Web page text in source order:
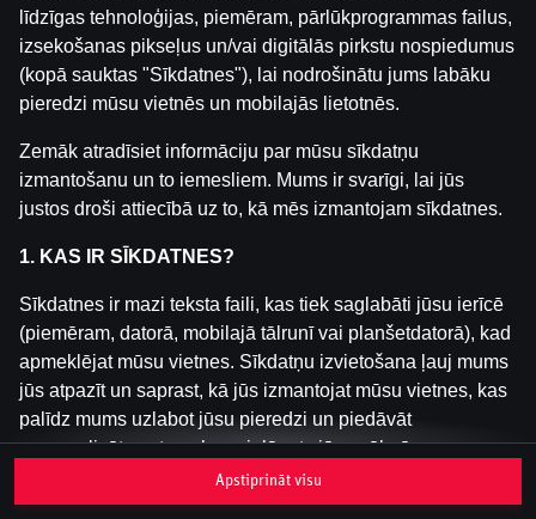
Šai spēlei nav pieejama demo versija. Lūdzu,
pieslēdzies, lai spēlētu ar īstu naudu.
Pieslēgties
līdzīgas tehnoloģijas, piemēram, pārlūkprogrammas failus,
izsekošanas pikseļus un/vai digitālās pirkstu nospiedumus
(kopā sauktas "Sīkdatnes"), lai nodrošinātu jums labāku
pieredzi mūsu vietnēs un mobilajās lietotnēs.
Zemāk atradīsiet informāciju par mūsu sīkdatņu
izmantošanu un to iemesliem. Mums ir svarīgi, lai jūs
justos droši attiecībā uz to, kā mēs izmantojam sīkdatnes.
1. KAS IR SĪKDATNES?
Sīkdatnes ir mazi teksta faili, kas tiek saglabāti jūsu ierīcē
(piemēram, datorā, mobilajā tālrunī vai planšetdatorā), kad
apmeklējat mūsu vietnes. Sīkdatņu izvietošana ļauj mums
jūs atpazīt un saprast, kā jūs izmantojat mūsu vietnes, kas
palīdz mums uzlabot jūsu pieredzi un piedāvāt
personalizētu saturu, kas pielāgots jūsu vēlmēm.
Sīkdatnes var būt pagaidu (tā sauktas "sesijas sīkdatnes")
Apstiprināt visu